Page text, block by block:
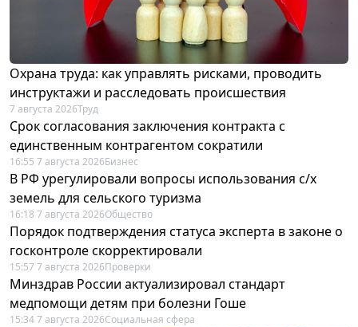
Охрана труда: как управлять рисками, проводить
инструктажи и расследовать происшествия
7 августа 2026Труд
Срок согласования заключения контракта с
единственным контрагентом сократили
16:55 7 августа 2026Бизнес
В РФ урегулировали вопросы использования с/х
земель для сельского туризма
16:18 7 августа 2026Общество
Порядок подтверждения статуса эксперта в законе о
госконтроле скорректировали
15:57 7 августа 2026Проверки
Минздрав России актуализировал стандарт
медпомощи детям при болезни Гоше
15:34 7 августа 2026Социальная сфера